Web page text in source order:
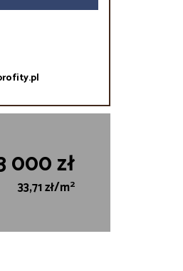
000 zł
33,71 zł/m2